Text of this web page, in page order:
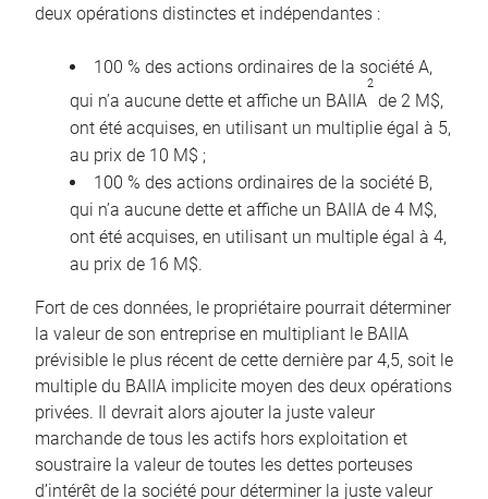
deux opérations distinctes et indépendantes :
100 % des actions ordinaires de la société A,
qui n’a aucune dette et affiche un BAIIA
2
de 2 M$,
ont été acquises, en utilisant un multiplie égal à 5,
au prix de 10 M$ ;
100 % des actions ordinaires de la société B,
qui n’a aucune dette et affiche un BAIIA de 4 M$,
ont été acquises, en utilisant un multiple égal à 4,
au prix de 16 M$.
Fort de ces données, le propriétaire pourrait déterminer
la valeur de son entreprise en multipliant le BAIIA
prévisible le plus récent de cette dernière par 4,5, soit le
multiple du BAIIA implicite moyen des deux opérations
privées. Il devrait alors ajouter la juste valeur
marchande de tous les actifs hors exploitation et
soustraire la valeur de toutes les dettes porteuses
d’intérêt de la société pour déterminer la juste valeur